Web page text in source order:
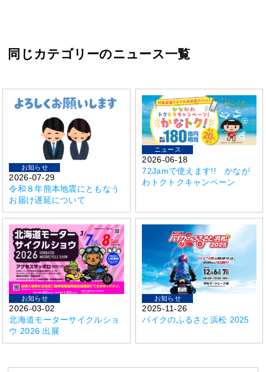
同じカテゴリーのニュース一覧
お知らせ
2026-07-29
令和８年熊本地震にともなう
お届け遅延について
ニュース
2026-06-18
72Jamで使えます!! かなが
わトクトクキャンペーン
お知らせ
2026-03-02
北海道モーターサイクルショ
ウ 2026 出展
お知らせ
2025-11-26
バイクのふるさと浜松 2025